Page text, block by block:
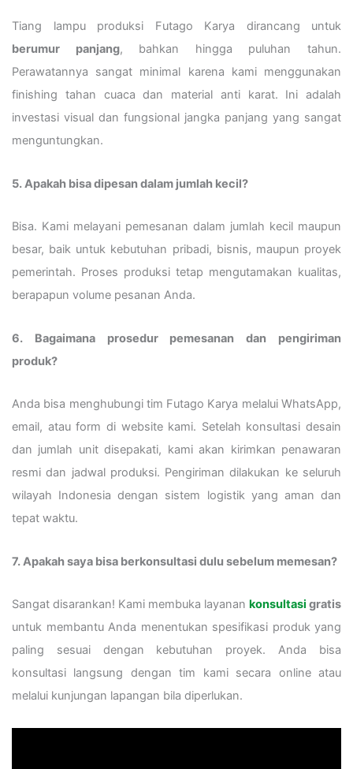
Tiang lampu produksi Futago Karya dirancang untuk
berumur panjang, bahkan hingga puluhan tahun.
Perawatannya sangat minimal karena kami menggunakan
finishing tahan cuaca dan material anti karat. Ini adalah
investasi visual dan fungsional jangka panjang yang sangat
menguntungkan.
5. Apakah bisa dipesan dalam jumlah kecil?
Bisa. Kami melayani pemesanan dalam jumlah kecil maupun
besar, baik untuk kebutuhan pribadi, bisnis, maupun proyek
pemerintah. Proses produksi tetap mengutamakan kualitas,
berapapun volume pesanan Anda.
6. Bagaimana prosedur pemesanan dan pengiriman
produk?
Anda bisa menghubungi tim Futago Karya melalui WhatsApp,
email, atau form di website kami. Setelah konsultasi desain
dan jumlah unit disepakati, kami akan kirimkan penawaran
resmi dan jadwal produksi. Pengiriman dilakukan ke seluruh
wilayah Indonesia dengan sistem logistik yang aman dan
tepat waktu.
7. Apakah saya bisa berkonsultasi dulu sebelum memesan?
Sangat disarankan! Kami membuka layanan konsultasi gratis
untuk membantu Anda menentukan spesifikasi produk yang
paling sesuai dengan kebutuhan proyek. Anda bisa
konsultasi langsung dengan tim kami secara online atau
melalui kunjungan lapangan bila diperlukan.